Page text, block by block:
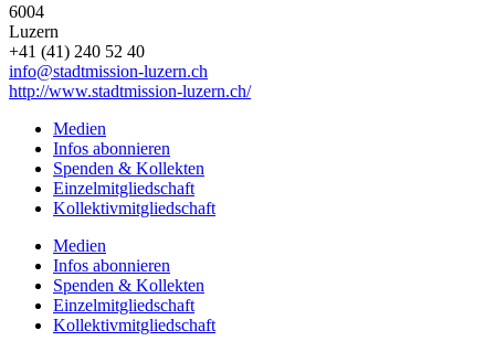
6004
Luzern
+41 (41) 240 52 40
info@stadtmission-luzern.ch
http://www.stadtmission-luzern.ch/
Medien
Infos abonnieren
Spenden & Kollekten
Einzelmitgliedschaft
Kollektivmitgliedschaft
Medien
Infos abonnieren
Spenden & Kollekten
Einzelmitgliedschaft
Kollektivmitgliedschaft